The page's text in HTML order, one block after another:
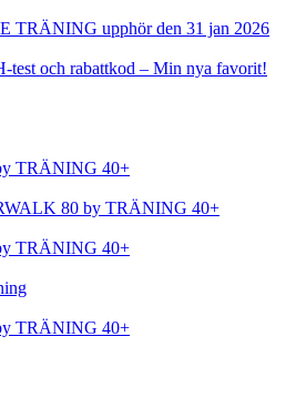
TRÄNING upphör den 31 jan 2026
och rabattkod – Min nya favorit!
TRÄNING 40+
80 by TRÄNING 40+
TRÄNING 40+
TRÄNING 40+